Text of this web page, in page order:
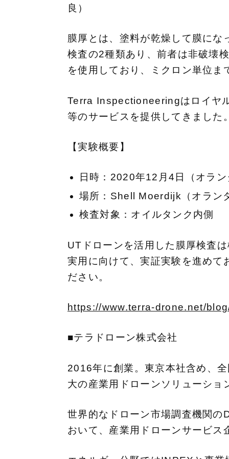
良）
膜厚とは、塗料が乾燥して膜に
検査の2種類あり、前者は非破壊
を使用しており、ミクロン単位ま
Terra Inspectioneeringはロイヤ
等のサービスを提供してきました
【実験概要】
日時：2020年12月4日（オラ
場所：Shell Moerdijk（オラン
検査対象：オイルタンク内側
UTドローンを活用した膜厚検査
実用に向けて、実証実験を進めて
ださい。
https://www.terra-drone.net/
■テラドローン株式会社
2016年に創業。東京本社含め、
大の産業用ドローンソリューシ
世界的なドローン市場調査機関
おいて、産業用ドローンサービ